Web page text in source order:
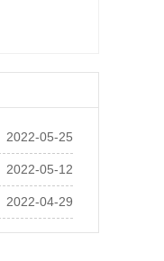
2022-05-25
2022-05-12
2022-04-29